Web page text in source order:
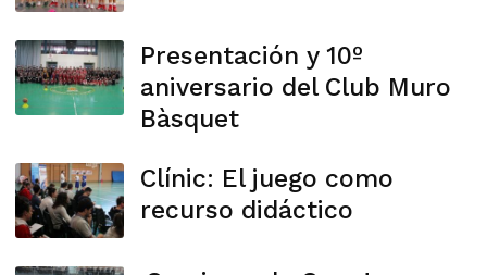
Presentación y 10º
aniversario del Club Muro
Bàsquet
Clínic: El juego como
recurso didáctico